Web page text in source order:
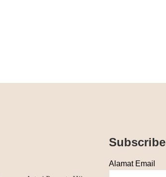
Subscribe
Alamat Email